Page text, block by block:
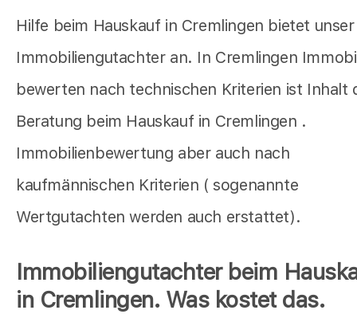
Hilfe beim Hauskauf in Cremlingen bietet unser
Immobiliengutachter an. In Cremlingen
bewerten nach technischen Kriterien ist Inhalt
Beratung beim Hauskauf in Cremlingen .
Immobilienbewertung aber auch nach
kaufmännischen Kriterien ( sogenannte
Wertgutachten werden auch erstattet).
Immobiliengutachter beim
in Cremlingen. Was kostet das.